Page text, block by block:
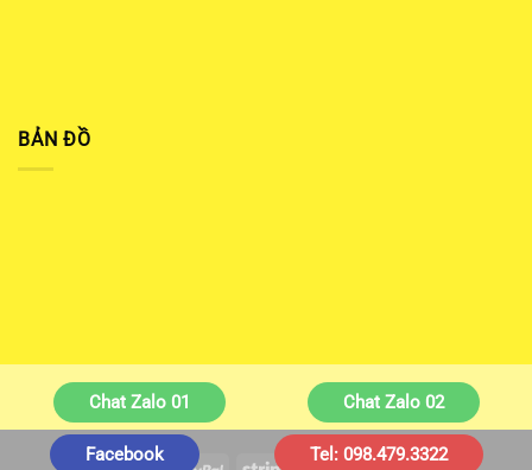
Chat Zalo 01 Chat Zalo 02
Facebook Tel: 098.479.3322
BẢN ĐỒ